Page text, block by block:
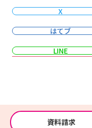
X
はてブ
LINE
資料請求